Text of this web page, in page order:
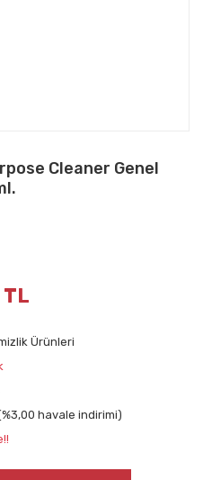
Cleaner Genel
Ürünleri
havale indirimi)